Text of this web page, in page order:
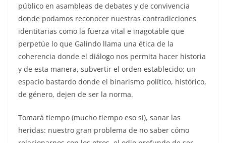
público en asambleas de debates y de convivencia
donde podamos reconocer nuestras contradicciones
identitarias como la fuerza vital e inagotable que
perpetúe lo que Galindo llama una ética de la
coherencia donde el diálogo nos permita hacer historia
y de esta manera, subvertir el orden establecido; un
espacio bastardo donde el binarismo político, histórico,
de género, dejen de ser la norma.
Tomará tiempo (mucho tiempo eso sí), sanar las
heridas: nuestro gran problema de no saber cómo